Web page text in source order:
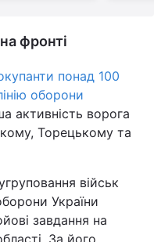
фронті
понад 100
оборони
активність ворога
Торецькому та
військ
України
завдання на
За його